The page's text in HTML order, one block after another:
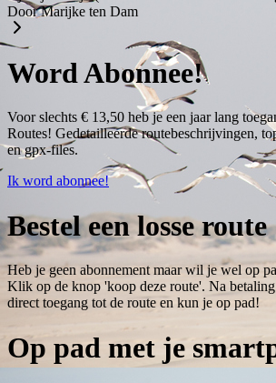
Door Marijke ten Dam
Word Abonnee!
Voor slechts € 13,50 heb je een jaar lang
Routes! Gedetailleerde routebeschrijvingen,
en gpx-files.
Ik word abonnee!
Bestel een losse route
Heb je geen abonnement maar wil je wel op
Klik op de knop 'koop deze route'. Na
direct toegang tot de route en kun je op pad!
Op pad met je